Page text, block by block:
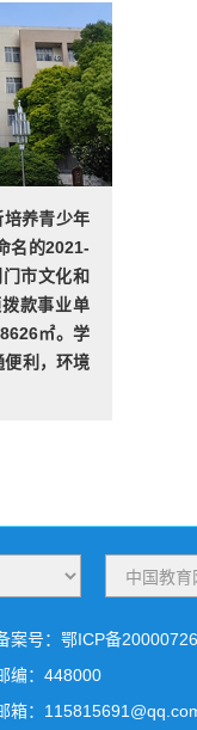
养青少年
名的2021-
市文化和
款事业单
㎡。学
便利，环境
案号： 鄂ICP备
编：448000
箱：